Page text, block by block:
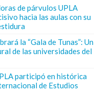
de párvulos UPLA
hacia las aulas con su
la “Gala de Tunas”: Un
de las universidades del
participó en histórica
de Estudios